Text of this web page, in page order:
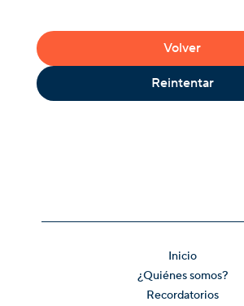
Volver
Reintentar
Inicio
¿Quiénes somos?
Recordatorios